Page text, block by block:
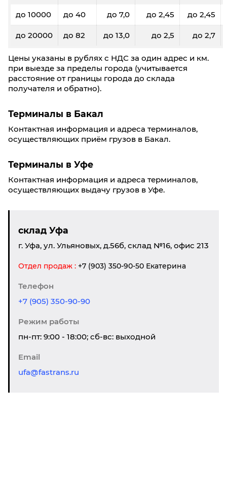
до 10000 до 40 до 7,0 до 2,45 до 2,45
до 20000 до 82 до 13,0 до 2,5 до 2,7
Цены указаны в рублях с НДС за один адрес и км.
при выезде за пределы города (учитывается
расстояние от границы города до склада
получателя и обратно).
Терминалы в Бакал
Контактная информация и адреса терминалов,
осуществляющих приём грузов в Бакал.
Терминалы в Уфе
Контактная информация и адреса терминалов,
осуществляющих выдачу грузов в Уфе.
склад Уфа
г. Уфа, ул. Ульяновых, д.56б, склад №16, офис 213
Отдел продаж : +7 (903) 350-90-50 Екатерина
Телефон
+7 (905) 350-90-90
Режим работы
пн-пт: 9:00 - 18:00; сб-вс: выходной
Email
ufa@fastrans.ru